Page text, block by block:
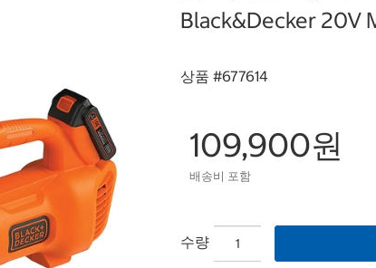
Black&Decker 20V
상품 #677614
109,900원
배송비 포함
수량